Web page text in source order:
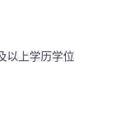
以上学历学位